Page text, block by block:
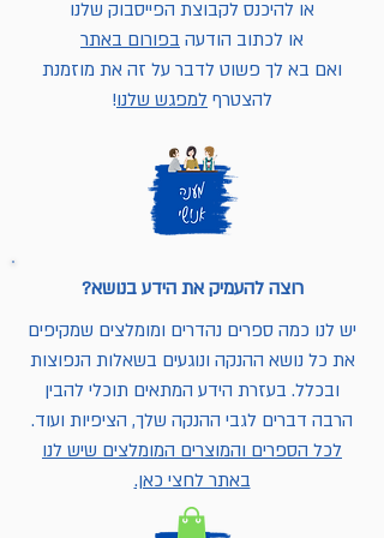
או להיכנס לקבוצת הפייסבוק שלנו
או לכתוב הודעה בפורום באתר
ואם בא לך פשוט לדבר על זה את מוזמנת
להצטרף למפגש שלנו!
רוצה להעמיק את הידע בנושא?
יש לנו כמה ספרים נהדרים ומומלצים שמקיפים
את כל נושא ההנקה ונוגעים בשאלות הנפוצות
ובכלל. בעזרת הידע המתאים תוכלי להבין
הרבה דברים לגבי ההנקה שלך, הציפיות ועוד.
לכל הספרים והמוצרים המומלצים שיש לנו
באתר לחצי כאן.